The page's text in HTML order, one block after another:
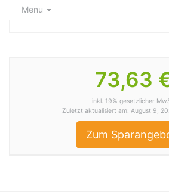
Menu
73,63
inkl. 19% gesetzlicher
Zuletzt aktualisiert am: August 9,
Zum